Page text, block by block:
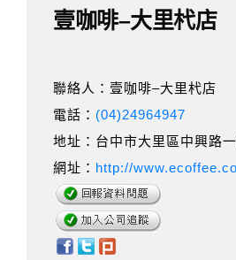
壹咖啡–大里杙店
聯絡人：壹咖啡–大里杙店
電話： (04)24964947
地址：台中市大里區中興路
網址： http://